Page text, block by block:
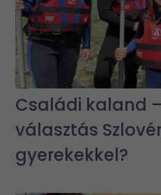
Családi kaland
választás
gyerekekkel?